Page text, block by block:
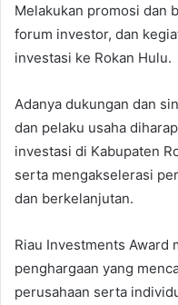
Melakukan promosi dan
forum investor, dan
investasi ke Rokan Hulu.
Adanya dukungan dan
dan pelaku usaha
investasi di Kabupaten
serta mengakselerasi
dan berkelanjutan.
Riau Investments Award
penghargaan yang
perusahaan serta